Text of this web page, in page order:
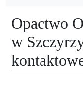
Opactwo
w